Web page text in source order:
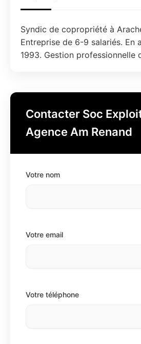
Syndic de copropriété à
Entreprise de 6-9 salariés. En
1993. Gestion professionnelle
Contacter Soc
Agence Am Renand
Votre nom
Votre email
Votre téléphone